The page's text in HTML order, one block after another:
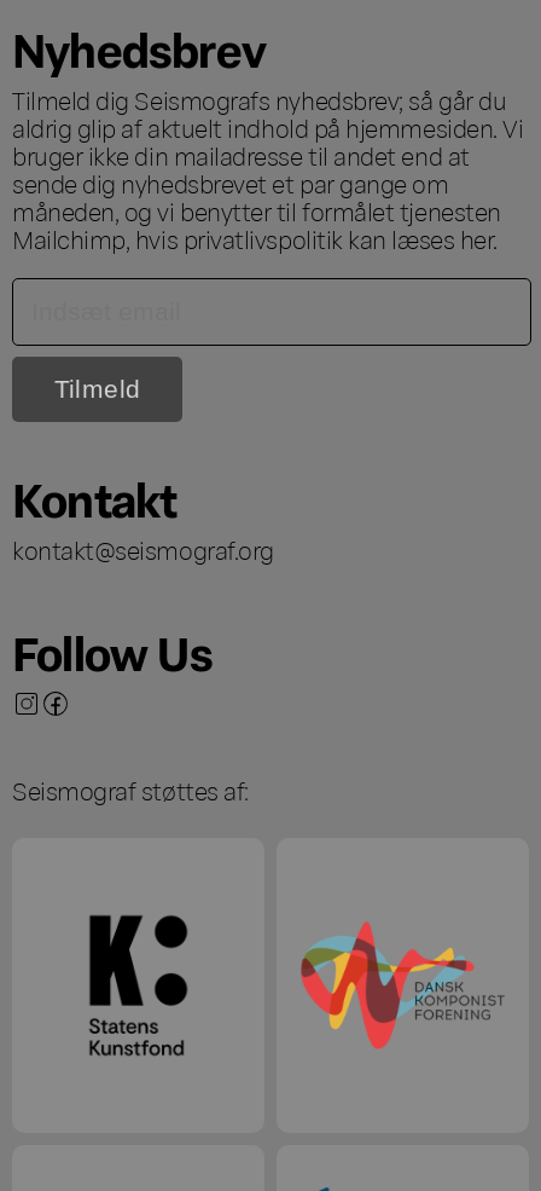
Nyhedsbrev
Tilmeld dig Seismografs nyhedsbrev; så går du
aldrig glip af aktuelt indhold på hjemmesiden. Vi
bruger ikke din mailadresse til andet end at
sende dig nyhedsbrevet et par gange om
måneden, og vi benytter til formålet tjenesten
Mailchimp, hvis privatlivspolitik kan læses her.
Kontakt
kontakt@seismograf.org
Follow Us
Seismograf støttes af: